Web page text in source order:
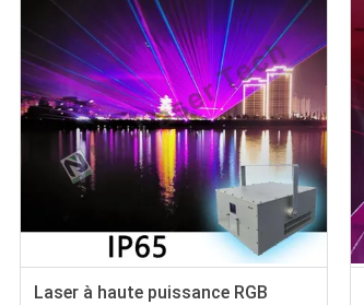
Laser à haute puissance RGB